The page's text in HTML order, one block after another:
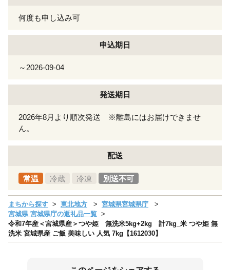
何度も申し込み可
申込期日
～2026-09-04
発送期日
2026年8月より順次発送 ※離島にはお届けできませ
ん。
配送
常温 冷蔵 冷凍 別送不可
まちから探す 東北地方
宮城県宮城県庁
宮城県 宮城県庁の返礼品一覧
令和7年産＜宮城県産＞つや姫 無洗米5kg+2kg 計7kg_米 つや姫 無
洗米 宮城県産 ご飯 美味しい 人気 7kg【1612030】